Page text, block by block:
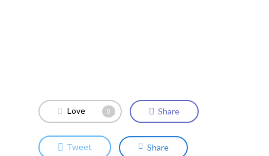
Love 0 Share
Tweet Share